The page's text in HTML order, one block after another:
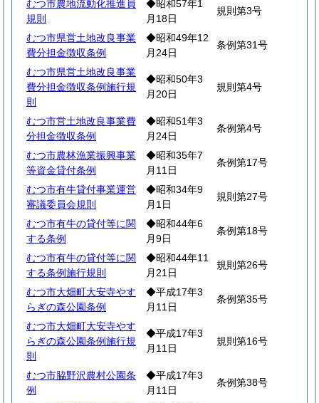
むつ市農地流動化推進員
規則
◆昭和57年1
月18日
規則第3号
むつ市県営土地改良事業
費分担金徴収条例
◆昭和49年12
月24日
条例第31号
むつ市県営土地改良事業
費分担金徴収条例施行規
則
◆昭和50年3
月20日
規則第4号
むつ市営土地改良事業費
分担金徴収条例
◆昭和51年3
月24日
条例第4号
むつ市農林漁業振興事業
等資金貸付条例
◆昭和35年7
月11日
条例第17号
むつ市有牛貸付事業運営
審議委員会規則
◆昭和34年9
月1日
規則第27号
むつ市有牛の貸付等に関
する条例
◆昭和44年6
月9日
条例第18号
むつ市有牛の貸付等に関
する条例施行規則
◆昭和44年11
月21日
規則第26号
むつ市大畑町大安寺やす
らぎの森公園条例
◆平成17年3
月11日
条例第35号
むつ市大畑町大安寺やす
らぎの森公園条例施行規
則
◆平成17年3
月11日
規則第16号
むつ市脇野沢農村公園条
例
◆平成17年3
月11日
条例第38号